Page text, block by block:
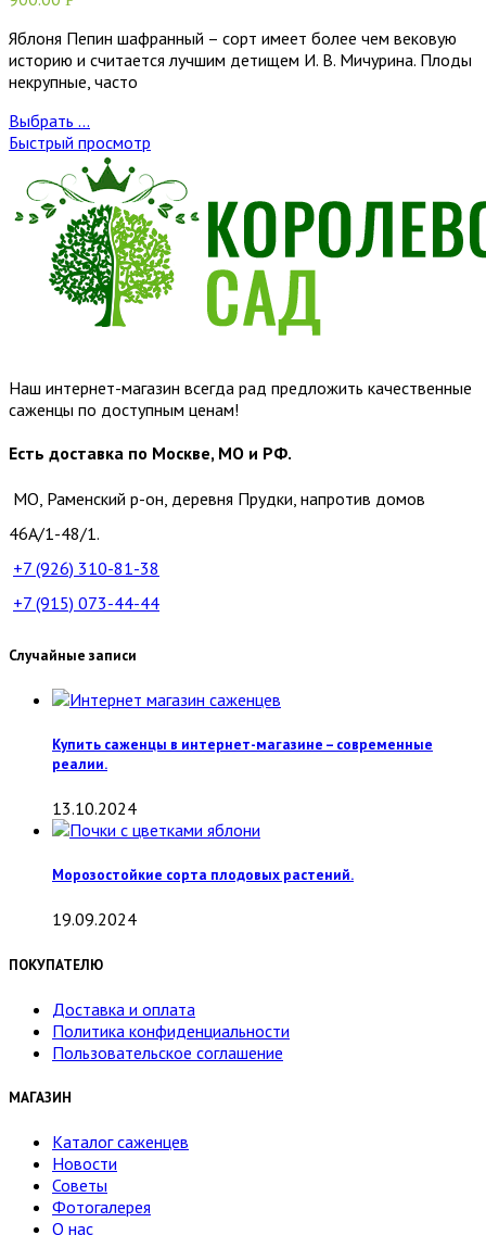
Яблоня Пепин шафранный – сорт имеет более чем вековую
историю и считается лучшим детищем И. В. Мичурина. Плоды
некрупные, часто
Выбрать ...
Быстрый просмотр
Наш интернет-магазин всегда рад предложить качественные
саженцы по доступным ценам!
Есть доставка по Москве, МО и РФ.
МО, Раменский р-он, деревня Прудки, напротив домов
46А/1-48/1.
+7 (926) 310-81-38
+7 (915) 073-44-44
Случайные записи
Купить саженцы в интернет-магазине – современные
реалии.
13.10.2024
Морозостойкие сорта плодовых растений.
19.09.2024
ПОКУПАТЕЛЮ
Доставка и оплата
Политика конфиденциальности
Пользовательское соглашение
МАГАЗИН
Каталог саженцев
Новости
Советы
Фотогалерея
О нас